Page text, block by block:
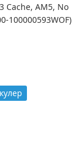
Cache, AM5, No
100000593WOF)